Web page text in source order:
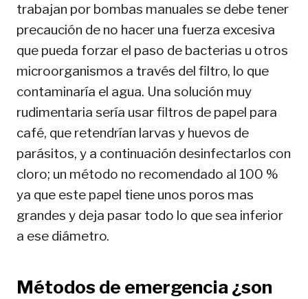
trabajan por bombas manuales se debe tener
precaución de no hacer una fuerza excesiva
que pueda forzar el paso de bacterias u otros
microorganismos a través del filtro, lo que
contaminaría el agua. Una solución muy
rudimentaria sería usar filtros de papel para
café, que retendrían larvas y huevos de
parásitos, y a continuación desinfectarlos con
cloro; un método no recomendado al 100 %
ya que este papel tiene unos poros mas
grandes y deja pasar todo lo que sea inferior
a ese diámetro.
Métodos de emergencia ¿son